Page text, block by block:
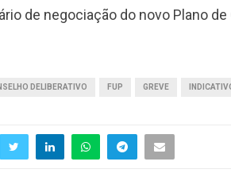
de negociação do novo Plano
DELIBERATIVO FUP GREVE